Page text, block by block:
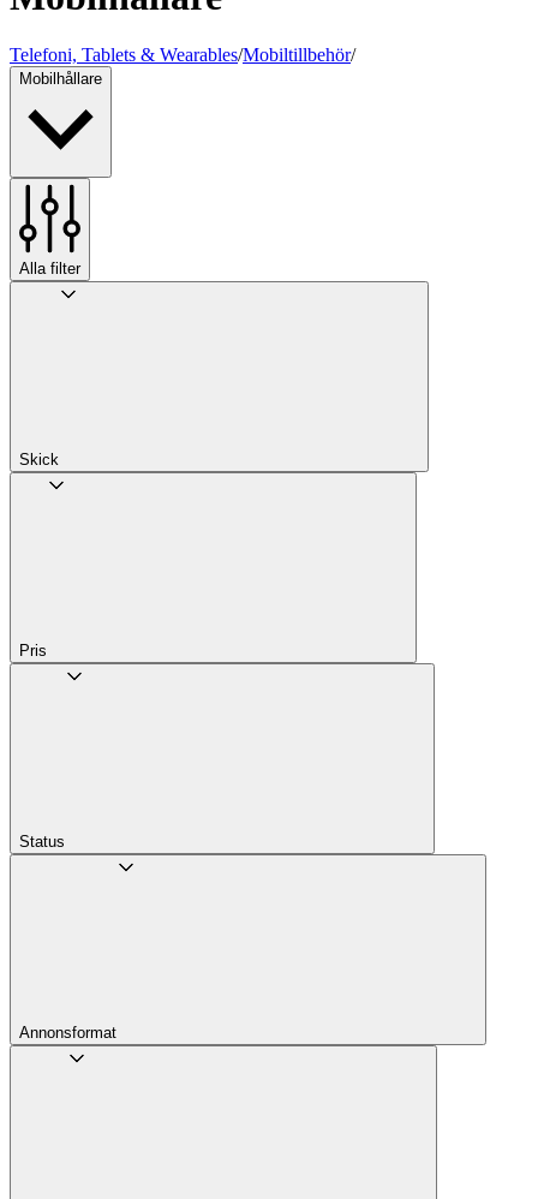
Telefoni, Tablets & Wearables/Mobiltillbehör/
Mobilhållare
Alla filter
Skick
Pris
Status
Annons­format